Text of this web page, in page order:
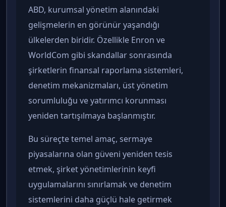
ABD, kurumsal yönetim alanındaki
gelişmelerin en görünür yaşandığı
ülkelerden biridir. Özellikle Enron ve
WorldCom gibi skandallar sonrasında
şirketlerin finansal raporlama sistemleri,
denetim mekanizmaları, üst yönetim
sorumluluğu ve yatırımcı korunması
yeniden tartışılmaya başlanmıştır.
Bu süreçte temel amaç, sermaye
piyasalarına olan güveni yeniden tesis
etmek, şirket yönetimlerinin keyfi
uygulamalarını sınırlamak ve denetim
sistemlerini daha güçlü hale getirmek